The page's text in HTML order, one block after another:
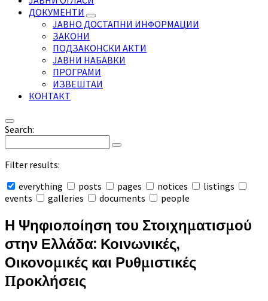
ДОКУМЕНТИ
ЈАВНО ДОСТАПНИ ИНФОРМАЦИИ
ЗАКОНИ
ПОДЗАКОНСКИ АКТИ
ЈАВНИ НАБАВКИ
ПРОГРАМИ
ИЗВЕШТАИ
КОНТАКТ
Search:
Filter results:
everything
posts pages notices
listings
events
galleries documents people
search
Η Ψηφιοποίηση του Στοιχηματισμού
στην Ελλάδα: Κοινωνικές,
Οικονομικές και Ρυθμιστικές
Προκλήσεις